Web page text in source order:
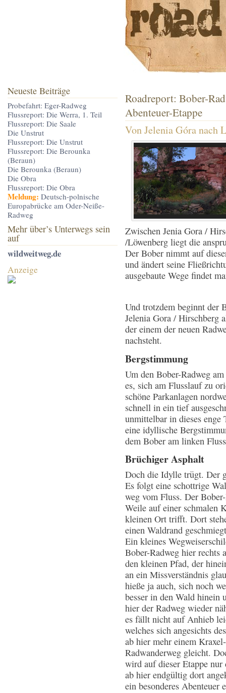
Neueste Beiträge
Probefahrt: Eger-Radweg
Flussreport: Die Werra, 1. Teil
Flussreport: Die Saale
Die Unstrut
Flussreport: Die Unstrut
Flussreport: Die Berounka
(Beraun)
Die Berounka (Beraun)
Die Obra
Flussreport: Die Obra
Meldung: Deutsch-polnische
Europabrücke am Oder-Neiße-
Radweg
Mehr über’s Unterwegs sein
auf
wildweitweg.de
Anzeige
Roadreport: Bober-
Abenteuer-Etappe
Von Jelenia Góra nach
Zwischen Jenia Gora /
/Löwenberg liegt die
Der Bober nimmt auf
und ändert seine
ausgebaute Wege findet
Und trotzdem beginnt der
Jelenia Gora / Hirschberg
der einem der neuen
nachsteht.
Bergstimmung
Um den Bober-Radweg
es, sich am Flusslauf zu
schöne Parkanlagen
schnell in ein tief
unmittelbar in dieses enge
eine idyllische
dem Bober am linken
Brüchiger Asphalt
Doch die Idylle trügt. Der
Es folgt eine schottrige
weg vom Fluss. Der
Weile auf einer schmalen
kleinen Ort trifft. Dort
einen Waldrand
Ein kleines
Bober-Radweg hier rechts
den kleinen Pfad, der
an ein Missverständnis
hieße ja auch, sich noch
besser in den Wald hinein
hier der Radweg wieder
es fällt nicht auf Anhieb
welches sich angesichts
ab hier mehr einem
Radwanderweg gleicht.
wird auf dieser Etappe
ab hier endgültig dort
ein besonderes Abenteuer